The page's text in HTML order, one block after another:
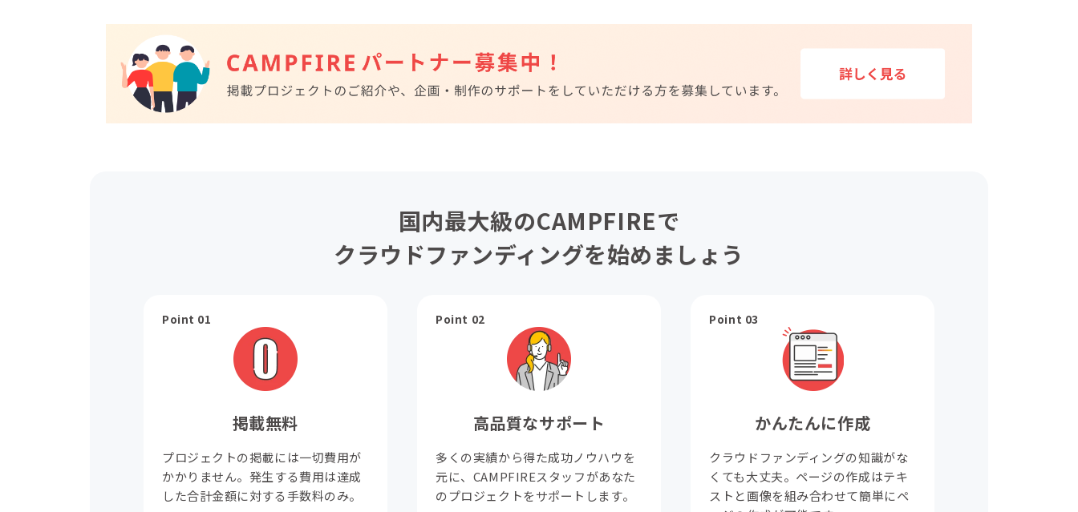
国内最大級のCAMPFIREで
クラウドファンディングを始めましょう
Point 01
掲載無料
プロジェクトの掲載には一切費用が
かかりません。発生する費用は達成
した合計金額に対する手数料のみ。
Point 02
高品質なサポート
多くの実績から得た成功ノウハウを
元に、CAMPFIREスタッフがあなた
のプロジェクトをサポートします。
Point 03
かんたんに作成
クラウドファンディングの知識がな
くても大丈夫。ページの作成はテキ
ストと画像を組み合わせて簡単にペ